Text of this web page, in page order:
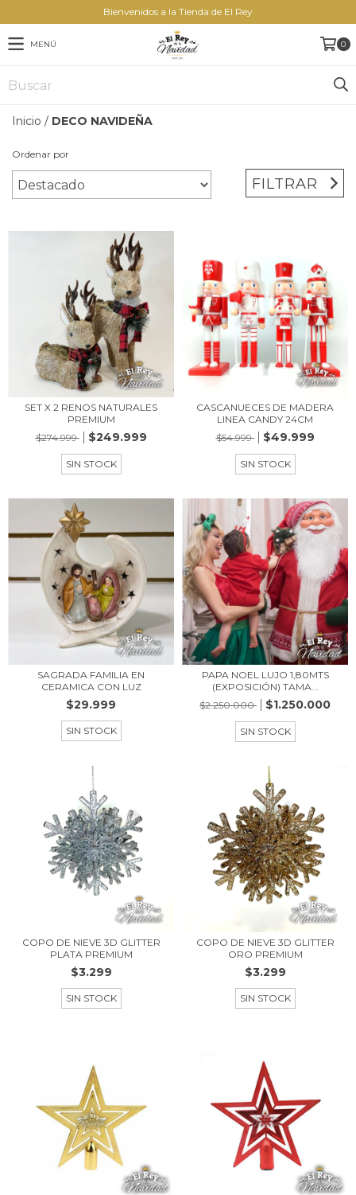
Bienvenidos a la Tienda de El Rey
MENÚ 0
Inicio / DECO NAVIDEÑA
Ordenar por
FILTRAR
SET X 2 RENOS NATURALES
PREMIUM
$274.999
$249.999
SIN STOCK
CASCANUECES DE MADERA
LINEA CANDY 24CM
$54.999
$49.999
SIN STOCK
SAGRADA FAMILIA EN
CERAMICA CON LUZ
$29.999
SIN STOCK
PAPA NOEL LUJO 1,80MTS
(EXPOSICIÓN) TAMA...
$2.250.000
$1.250.000
SIN STOCK
COPO DE NIEVE 3D GLITTER
PLATA PREMIUM
$3.299
SIN STOCK
COPO DE NIEVE 3D GLITTER
ORO PREMIUM
$3.299
SIN STOCK